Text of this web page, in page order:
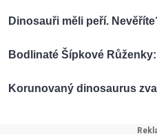
Dinosauři měli peří.
Bodlinaté Šípkové
Korunovaný dinosaurus